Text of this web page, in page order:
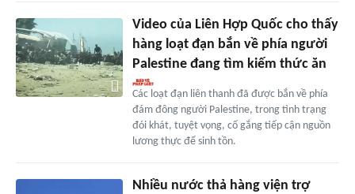
Video của Liên Hợp Quốc cho thấy
hàng loạt đạn bắn về phía người
Palestine đang tìm kiếm thức ăn
Các loạt đạn liên thanh đã được bắn về phía
đám đông người Palestine, trong tình trạng
đói khát, tuyệt vọng, cố gắng tiếp cận nguồn
lương thực để sinh tồn.
Nhiều nước thả hàng viện trợ